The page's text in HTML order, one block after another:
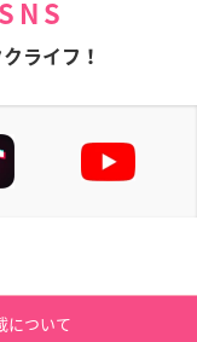
ライフ！
について